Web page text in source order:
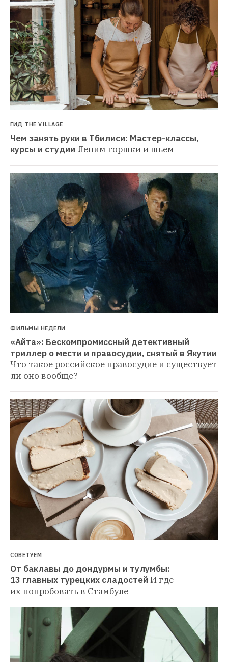
ГИД THE VILLAGE
Чем занять руки в Тбилиси: Мастер-классы,
курсы и студии Лепим горшки и шьем
ФИЛЬМЫ НЕДЕЛИ
«Айта»: Бескомпромиссный детективный
триллер о мести и правосудии, снятый в Якутии
Что такое российское правосудие и существует
ли оно вообще?
СОВЕТУЕМ
От баклавы до дондурмы и тулумбы:
13 главных турецких сладостей И где
их попробовать в Стамбуле